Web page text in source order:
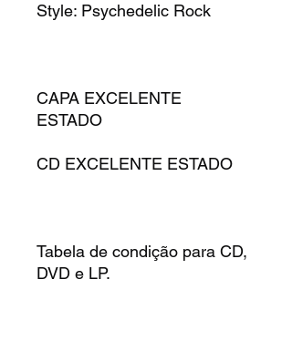
Style: Psychedelic Rock
CAPA EXCELENTE
ESTADO
CD EXCELENTE ESTADO
Tabela de condição para CD,
DVD e LP.